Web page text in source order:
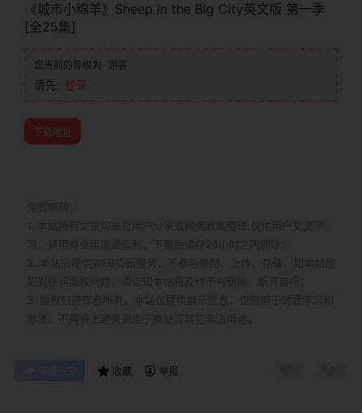
《城市小绵羊》Sheep in the Big City英文版 第一季
[全25集]
您当前的等级为 游客
请先 登录
下载地址
收藏 举报